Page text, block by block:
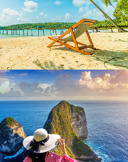
得的
的好細心~
們的峇里島蜜月旅
答又很有耐心解惑
👍，很貼心且熱心
令人滿意！非常推
行程說明解說得很
很貼心回答並給予建